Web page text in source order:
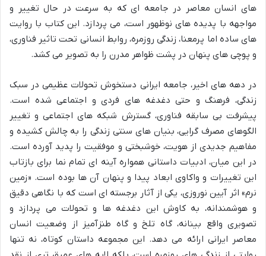
های انسان معاصر در جامعه ای که به سرعت در حال تغییر و
مواجهه با پدیده های نوظهور است، می پردازد. این کتاب با روایت
های ساده اما پرمعنا، زندگی روزمره، روابط انسانی تحت تاثیر فناوری،
و پوچی های پنهان در پشت ظواهر مدرن را به تصویر می کشد.
در دهه های اخیر، جامعه ایرانی دستخوش تحولات عظیمی در سبک
زندگی، فرهنگ و حتی دغدغه های فردی و اجتماعی شده است.
پیشرفت بی سابقه فناوری، گسترش شبکه های اجتماعی و تغییر
الگوهای مصرف گرایی، بنیان های سنتی زندگی را به چالش کشیده و
مفاهیم جدیدی از هویت، خوشبختی و موفقیت را پدید آورده است.
در این میان، ادبیات داستانی همواره آینه ای تمام نما برای بازتاب
این تغییرات و واکاوی ابعاد پیدا و پنهان آن ها بوده است. «زمین
نرم» اثر آیین نوروزی، یکی از آثار برجسته ای است که با نگاهی دقیق
و هوشمندانه، به کاوش این دغدغه ها و تحولات می پردازد و
تصویری واقع بینانه، گاه تلخ و گاه طنزآمیز از وضعیت انسان
معاصر ایرانی ارائه می دهد. این مجموعه داستان کوتاه، نه تنها